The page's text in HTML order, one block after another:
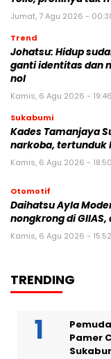
Jumat, 7 Agu 2026 -
Trend
Johatsu: Hidup
ganti identitas dan
nol
Kamis, 6 Agu 2026 -
Sukabumi
Kades Tamanjaya
narkoba, tertunduk
Kamis, 6 Agu 2026 -
Otomotif
Daihatsu Ayla
nongkrong di
Kamis, 6 Agu 2026 -
TRENDING
Pamer